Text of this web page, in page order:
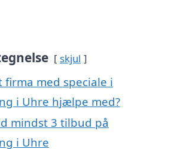
skjul
firma med speciale i
i Uhre hjælpe med?
mindst 3 tilbud på
i Uhre